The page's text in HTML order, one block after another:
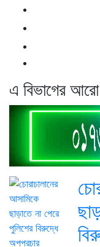
এ বিভাগের